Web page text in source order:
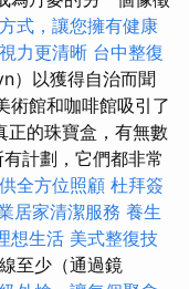
式，讓您擁有健康
力更清晰 台中整復
）以獲得自治而聞
術館和咖啡館吸引了
的珠寶盒，有無數
計劃，它們都非常
全方位照顧 杜拜簽
居家清潔服務 養生
想生活 美式整復技
至少（通過鏡